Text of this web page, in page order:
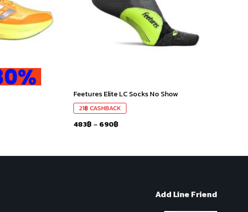
Feetures Elite LC Socks No Show
21฿ CASHBACK
483฿ – 690฿
Add Line Friend